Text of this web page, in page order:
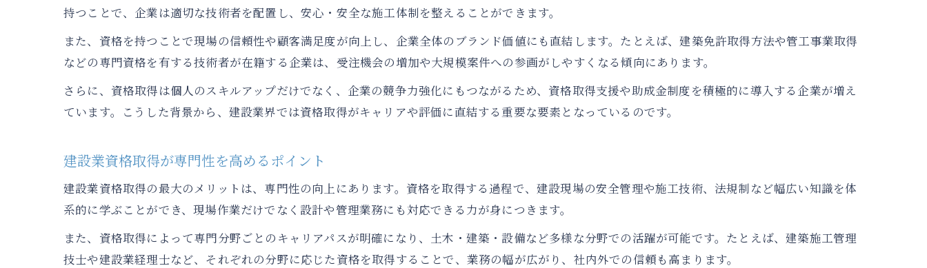
持つことで、企業は適切な技術者を配置し、安心・安全な施工体制を整えることができます。
また、資格を持つことで現場の信頼性や顧客満足度が向上し、企業全体のブランド価値にも直結します。たとえば、建築免許取得方法や管工事業取得
などの専門資格を有する技術者が在籍する企業は、受注機会の増加や大規模案件への参画がしやすくなる傾向にあります。
さらに、資格取得は個人のスキルアップだけでなく、企業の競争力強化にもつながるため、資格取得支援や助成金制度を積極的に導入する企業が増え
ています。こうした背景から、建設業界では資格取得がキャリアや評価に直結する重要な要素となっているのです。
建設業資格取得が専門性を高めるポイント
建設業資格取得の最大のメリットは、専門性の向上にあります。資格を取得する過程で、建設現場の安全管理や施工技術、法規制など幅広い知識を体
系的に学ぶことができ、現場作業だけでなく設計や管理業務にも対応できる力が身につきます。
また、資格取得によって専門分野ごとのキャリアパスが明確になり、土木・建築・設備など多様な分野での活躍が可能です。たとえば、建築施工管理
技士や建設業経理士など、それぞれの分野に応じた資格を取得することで、業務の幅が広がり、社内外での信頼も高まります。